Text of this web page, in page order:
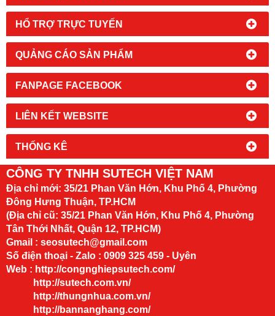
HỔ TRỢ TRỰC TUYẾN
QUẢNG CÁO SẢN PHẨM
FANPAGE FACEBOOK
LIÊN KẾT WEBSITE
THỐNG KÊ
CÔNG TY TNHH SUTECH VIỆT NAM
Địa chỉ mới: 35/21 Phan Văn Hớn, Khu Phố 4, Phường
Đông Hưng Thuận, TP.HCM
(Địa chỉ cũ: 35/21 Phan Văn Hớn, Khu Phố 4, Phường
Tân Thới Nhất, Quận 12, TP.HCM)
Gmail : seosutech@gmail.com
Số điện thoại - Zalo : 0909 325 459 - Uyên
Web : http://congnghiepsutech.com/
http://sutech.com.vn/
http://thungnhua.com.vn/
http://bannanghang.com/